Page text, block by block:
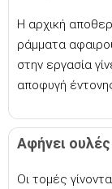
Η αρχική
ράμματα
στην εργασία
αποφυγή
Αφήνει
Οι τομές